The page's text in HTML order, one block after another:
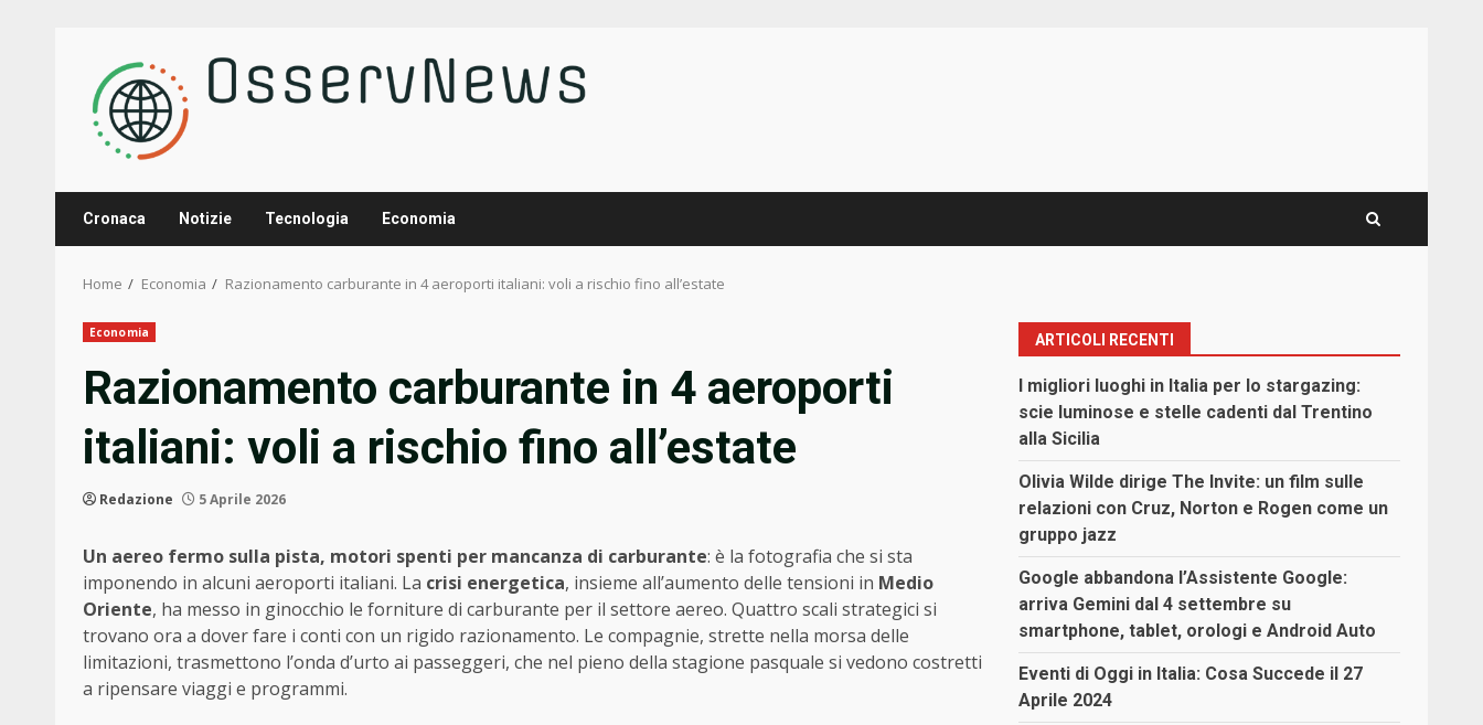
content
Cronaca Notizie Tecnologia Economia
Home Economia Razionamento carburante in 4 aeroporti italiani: voli a rischio fino all’estate
Economia
Razionamento carburante in 4 aeroporti
italiani: voli a rischio fino all’estate
Redazione 5 Aprile 2026
Un aereo fermo sulla pista, motori spenti per mancanza di carburante: è la fotografia che si sta
imponendo in alcuni aeroporti italiani. La crisi energetica, insieme all’aumento delle tensioni in Medio
Oriente, ha messo in ginocchio le forniture di carburante per il settore aereo. Quattro scali strategici si
trovano ora a dover fare i conti con un rigido razionamento. Le compagnie, strette nella morsa delle
limitazioni, trasmettono l’onda d’urto ai passeggeri, che nel pieno della stagione pasquale si vedono costretti
a ripensare viaggi e programmi.
ARTICOLI RECENTI
I migliori luoghi in Italia per lo stargazing:
scie luminose e stelle cadenti dal Trentino
alla Sicilia
Olivia Wilde dirige The Invite: un film sulle
relazioni con Cruz, Norton e Rogen come un
gruppo jazz
Google abbandona l’Assistente Google:
arriva Gemini dal 4 settembre su
smartphone, tablet, orologi e Android Auto
Eventi di Oggi in Italia: Cosa Succede il 27
Aprile 2024